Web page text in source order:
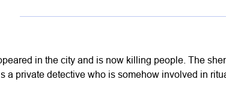
in the city and is now killing people. The
a private detective who is somehow involved in